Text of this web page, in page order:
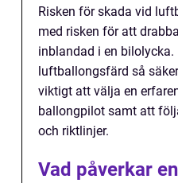
Risken för skada vid
med risken för att
inblandad i en bilolycka.
luftballongsfärd så
viktigt att välja en
ballongpilot samt att
och riktlinjer.
Vad påverkar en